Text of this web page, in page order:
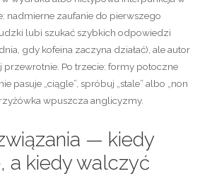
nadmierne zaufanie do pierwszego
lubi szukać szybkich odpowiedzi
gdy kofeina zaczyna działać), ale autor
Po trzecie: formy potoczne
pasuje „ciągle”, spróbuj „stale” albo „non
wpuszcza anglicyzmy.
— kiedy
a kiedy walczyć